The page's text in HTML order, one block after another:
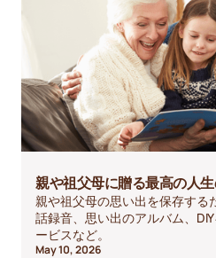
親や祖父母に贈る最高の人
親や祖父母の思い出を保存する
話録音、思い出のアルバム、
ービスなど。
May 10, 2026